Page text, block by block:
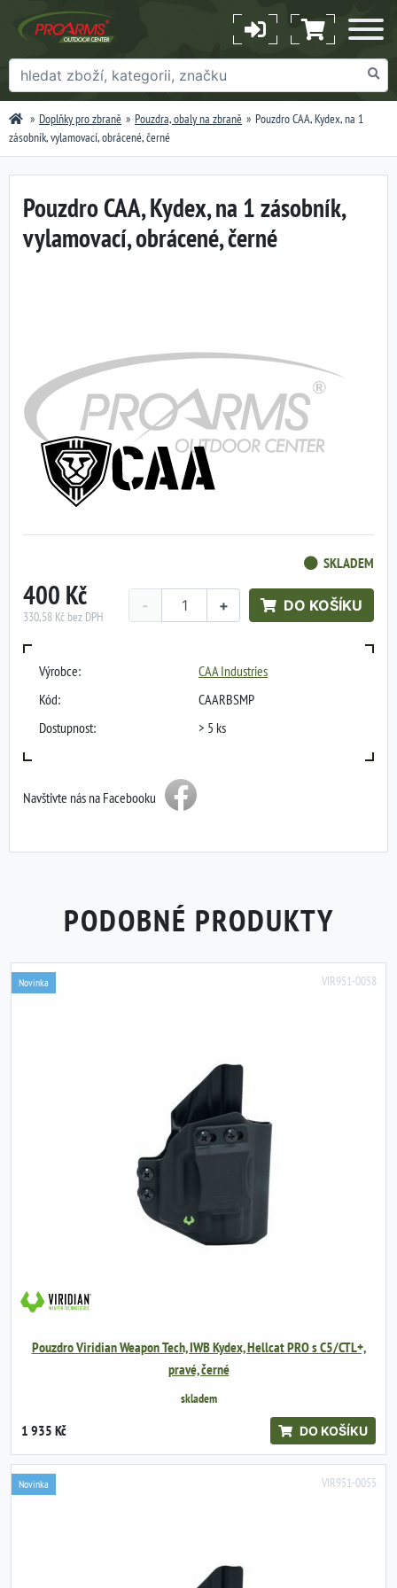
Doplňky pro zbraně Pouzdra, obaly na zbraně
Pouzdro CAA, Kydex, na 1
zásobník, vylamovací, obrácené, černé
Pouzdro CAA, Kydex, na 1 zásobník,
vylamovací, obrácené, černé
SKLADEM
400 Kč
330,58 Kč bez DPH
+
- DO KOŠÍKU
Výrobce:
CAA Industries
Kód:
CAARBSMP
Dostupnost:
> 5 ks
Navštivte nás na Facebooku
PODOBNÉ PRODUKTY
VIR951-0058
Novinka
Pouzdro Viridian Weapon Tech, IWB Kydex, Hellcat PRO s C5/CTL+,
pravé, černé
skladem
1 935 Kč DO KOŠÍKU
VIR951-0055
Novinka